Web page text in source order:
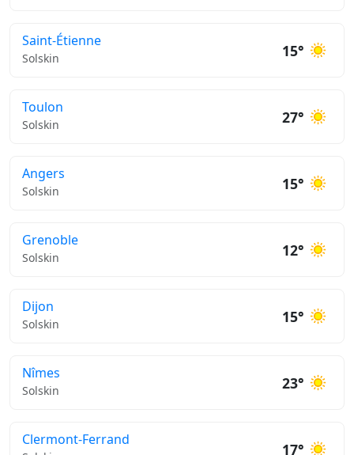
Saint-Étienne
Solskin 15°
Toulon
Solskin 27°
Angers
Solskin 15°
Grenoble
Solskin 12°
Dijon
Solskin 15°
Nîmes
Solskin 23°
Clermont-Ferrand
17°